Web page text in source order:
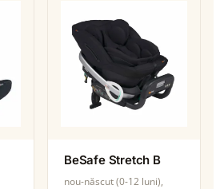
BeSafe Stretch B
nou-născut (0-12 luni),